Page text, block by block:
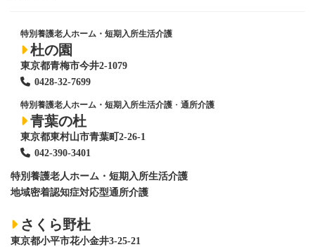
特別養護老人ホーム・短期入所生活介護
杜の園
東京都青梅市今井2-1079
0428-32-7699
特別養護老人ホーム・短期入所生活介護 ・ 通所介護
青葉の杜
東京都東村山市青葉町2-26-1
042-390-3401
特別養護老人ホーム ・短期入所生活介護
地域密着認知症対応型通所介護
さくら野杜
東京都小平市花小金井3-25-21